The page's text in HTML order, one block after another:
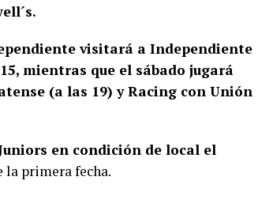
visitará a Independiente
mientras que el sábado jugará
(a las 19) y Racing con Unión
en condición de local el
primera fecha.